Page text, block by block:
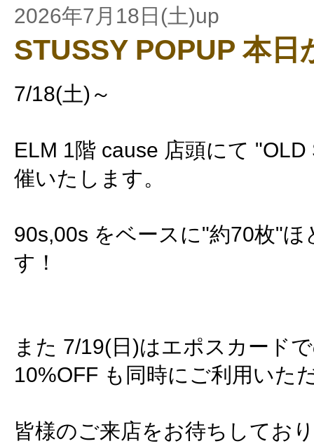
2026年7月18日(土)up
STUSSY POPUP 本日
7/18(土)～
ELM 1階 cause 店頭にて
催いたします。
90s,00s をベースに"約70枚"ほ
す！
また 7/19(日)はエポスカード
10%OFF も同時にご利用いた
皆様のご来店をお待ちしてお